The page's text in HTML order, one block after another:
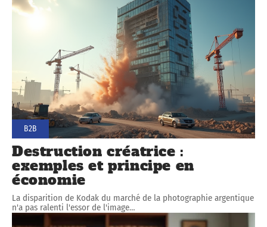
B2B
Destruction créatrice :
exemples et principe en
économie
La disparition de Kodak du marché de la photographie argentique
n'a pas ralenti l'essor de l'image…